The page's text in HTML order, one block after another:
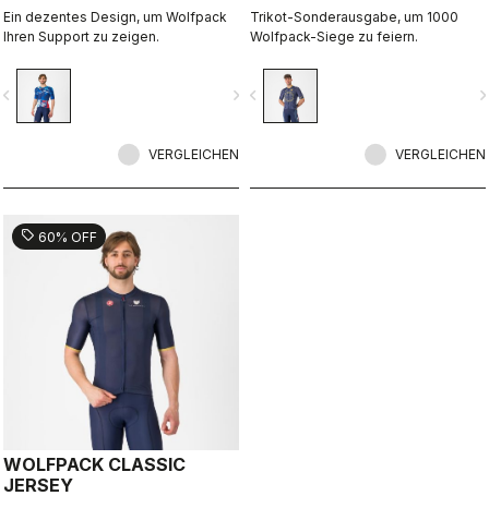
Ein dezentes Design, um Wolfpack
Ihren Support zu zeigen.
navigate_next
VERGLEICHEN
Trikot-Sonderausgabe, um 1000
Wolfpack-Siege zu feiern.
navigate_before
VERGLEICHEN
sell 60% OFF
WOLFPACK CLASSIC
JERSEY